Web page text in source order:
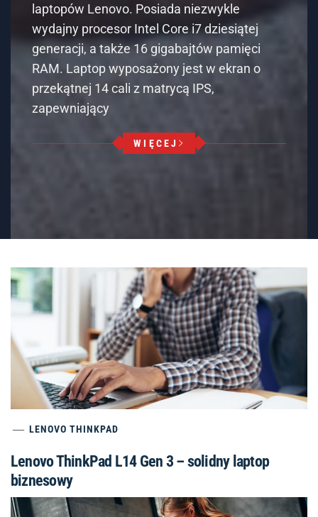
laptopów Lenovo. Posiada niezwykle
wydajny procesor Intel Core i7 dziesiątej
generacji, a także 16 gigabajtów pamięci
RAM. Laptop wyposażony jest w ekran o
przekątnej 14 cali z matrycą IPS,
zapewniający
WIĘCEJ
LENOVO THINKPAD
Lenovo ThinkPad L14 Gen 3 – solidny laptop
biznesowy